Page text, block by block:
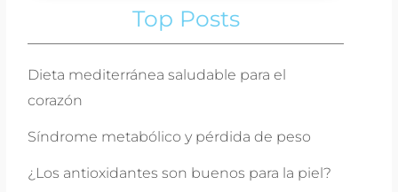
Top Posts
Dieta mediterránea saludable para el
corazón
Síndrome metabólico y pérdida de peso
¿Los antioxidantes son buenos para la piel?